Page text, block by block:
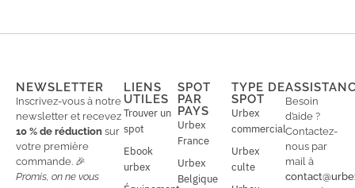
NEWSLETTER
Inscrivez-vous à notre
newsletter et recevez
10 % de réduction sur
votre première
commande. 🎉
Promis, on ne vous
LIENS
UTILES
Trouver un
spot
Ebook
urbex
SPOT
PAR
PAYS
Urbex
France
Urbex
Belgique
TYPE DE
SPOT
Urbex
commercial
Urbex
culte
Besoin
d’aide ?
Contactez-
nous par
mail à